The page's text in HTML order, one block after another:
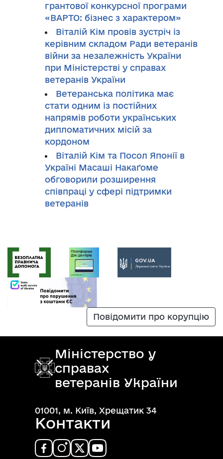
грантової конкурсної програми
«ВАРТО: бізнес з характером»
Віталій Кім провів зустріч із
керівним складом Ради ветеранів
війни за незалежність України
при Міністерстві у справах
ветеранів України
Ветеранська політика має
стати одним із постійних
напрямів роботи українських
дипломатичних місій за
кордоном
Віталій Кім та Посол Японії в
Україні Масаші Накаґоме
обговорили розширення
співпраці у сфері підтримки
ветеранів
Повідомити про корупцію
Міністерство у
справах
ветеранів України
01001, м. Київ, Хрещатик 34
Контакти